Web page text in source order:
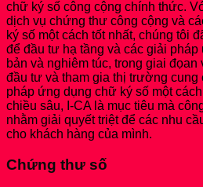
chữ ký số công cộng chính thức.
dịch vụ chứng thư công cộng và
ký số một cách tốt nhất, chúng tôi
để đầu tư hạ tầng và các giải
bản và nghiêm túc, trong giai
đầu tư và tham gia thị trường cung
pháp ứng dụng chữ ký số một
chiều sâu, I-CA là mục tiêu mà
nhằm giải quyết triệt để các nhu
cho khách hàng của mình.
Chứng thư số